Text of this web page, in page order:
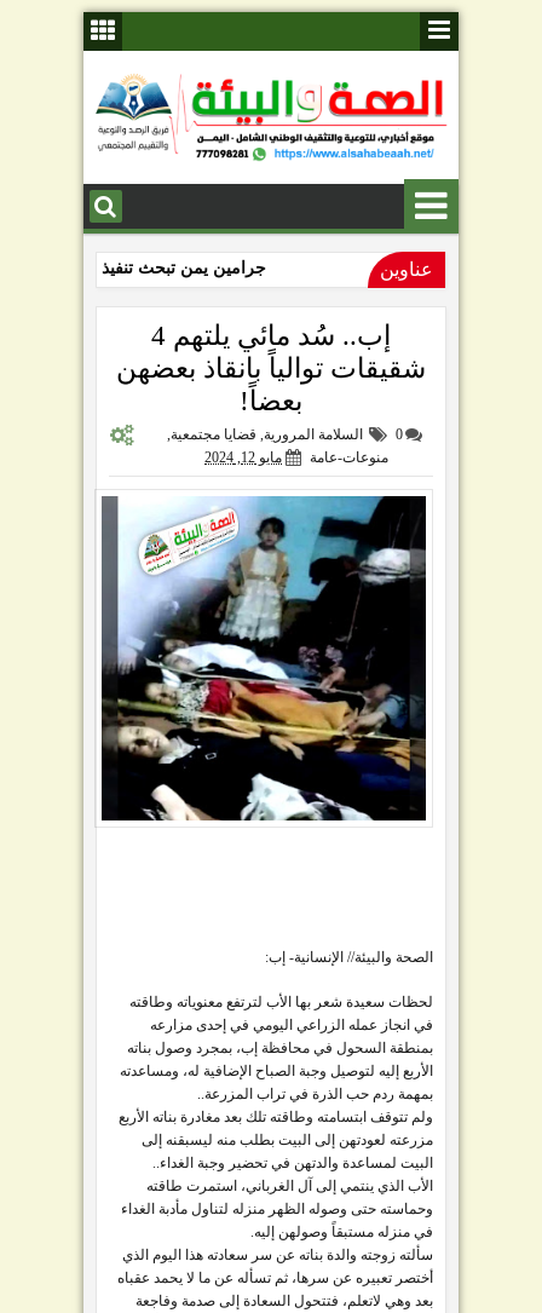
عناوين
جرامين يمن تبحث تنفيذ عمليات إصلاح
إب.. سُد مائي يلتهم 4
شقيقات توالياً بانقاذ بعضهن
بعضاً!
0 السلامة المرورية قضايا مجتمعية
منوعات-عامة
مايو 12, 2024
الصحة والبيئة// الإنسانية- إب:
لحظات سعيدة شعر بها الأب لترتفع معنوياته وطاقته
في انجاز عمله الزراعي اليومي في إحدى مزارعه
بمنطقة السحول في محافظة إب، بمجرد وصول بناته
الأربع إليه لتوصيل وجبة الصباح الإضافية له، ومساعدته
بمهمة ردم حب الذرة في تراب المزرعة..
ولم تتوقف ابتسامته وطاقته تلك بعد مغادرة بناته الأربع
مزرعته لعودتهن إلى البيت بطلب منه ليسبقنه إلى
البيت لمساعدة والدتهن في تحضير وجبة الغداء..
الأب الذي ينتمي إلى آل الغرباني، استمرت طاقته
وحماسته حتى وصوله الظهر منزله لتناول مأدبة الغداء
في منزله مستبقاً وصولهن إليه.
سألته زوجته والدة بناته عن سر سعادته هذا اليوم الذي
أختصر تعبيره عن سرها، ثم تسأله عن ما لا يحمد عقباه
بعد وهي لاتعلم، فتتحول السعادة إلى صدمة وفاجعة